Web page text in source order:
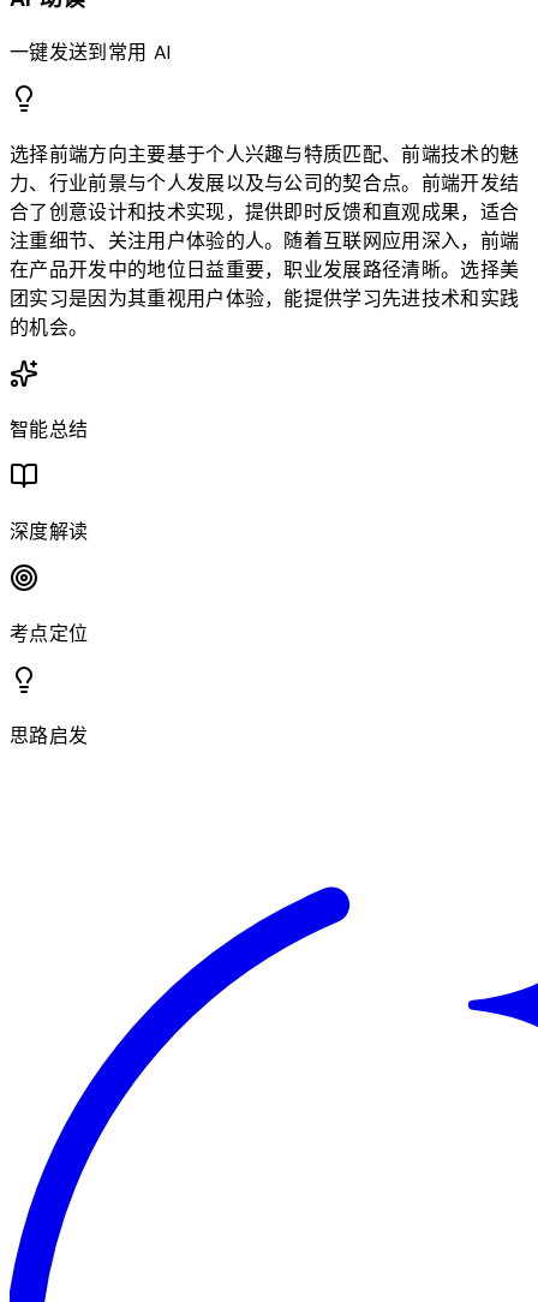
一键发送到常用 AI
选择前端方向主要基于个人兴趣与特质匹配、前端技术的魅
力、行业前景与个人发展以及与公司的契合点。前端开发结
合了创意设计和技术实现，提供即时反馈和直观成果，适合
注重细节、关注用户体验的人。随着互联网应用深入，前端
在产品开发中的地位日益重要，职业发展路径清晰。选择美
团实习是因为其重视用户体验，能提供学习先进技术和实践
的机会。
智能总结
深度解读
考点定位
思路启发